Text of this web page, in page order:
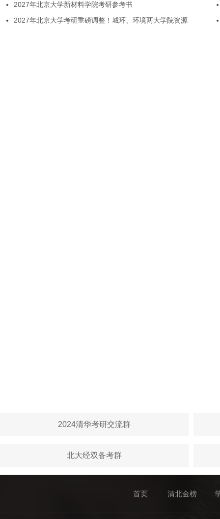
2027年北京大学新材料学院考研参考书
2027年北京大学考研重磅调整！城环、环境两大学院资源
2024清华考研交流群
北大经双备考群
首页 清北金榜